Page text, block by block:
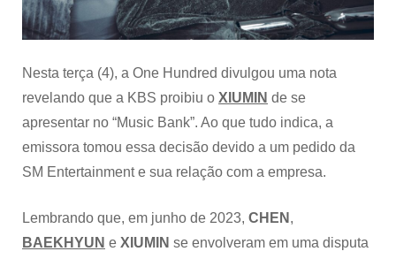
(EXO)
promova
Bank
por
da
SM
Entertainment
Nesta terça (4), a One Hundred divulgou uma nota
revelando que a KBS proibiu o XIUMIN de se
apresentar no “Music Bank”. Ao que tudo indica, a
emissora tomou essa decisão devido a um pedido da
SM Entertainment e sua relação com a empresa.
Lembrando que, em junho de 2023, CHEN ,
BAEKHYUN e XIUMIN se envolveram em uma disputa